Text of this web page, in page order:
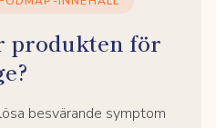
produkten för
besvärande symptom